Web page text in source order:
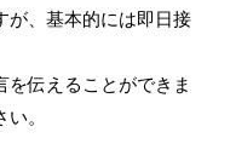
が、基本的には即日接
を伝えることができま
。